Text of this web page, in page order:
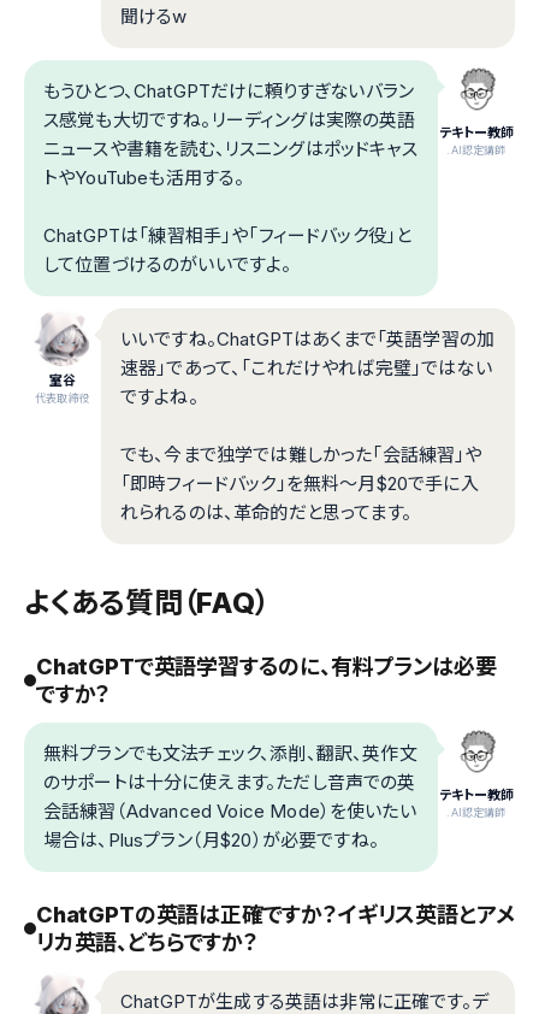
聞けるw
テキトー教師
.AI認定講師
もうひとつ、ChatGPTだけに頼りすぎないバラン
ス感覚も大切ですね。リーディングは実際の英語
ニュースや書籍を読む、リスニングはポッドキャス
トやYouTubeも活用する。
ChatGPTは「練習相手」や「フィードバック役」と
して位置づけるのがいいですよ。
室谷
代表取締役
いいですね。ChatGPTはあくまで「英語学習の加
速器」であって、「これだけやれば完璧」ではない
ですよね。
でも、今まで独学では難しかった「会話練習」や
「即時フィードバック」を無料〜月$20で手に入
れられるのは、革命的だと思ってます。
よくある質問（FAQ）
ChatGPTで英語学習するのに、有料プランは必要
ですか？
テキトー教師
.AI認定講師
無料プランでも文法チェック、添削、翻訳、英作文
のサポートは十分に使えます。ただし音声での英
会話練習（Advanced Voice Mode）を使いたい
場合は、Plusプラン（月$20）が必要ですね。
ChatGPTの英語は正確ですか？イギリス英語とアメ
リカ英語、どちらですか？
ChatGPTが生成する英語は非常に正確です。デ